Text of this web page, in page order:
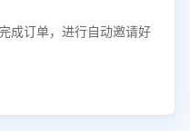
成订单，进行自动邀请好